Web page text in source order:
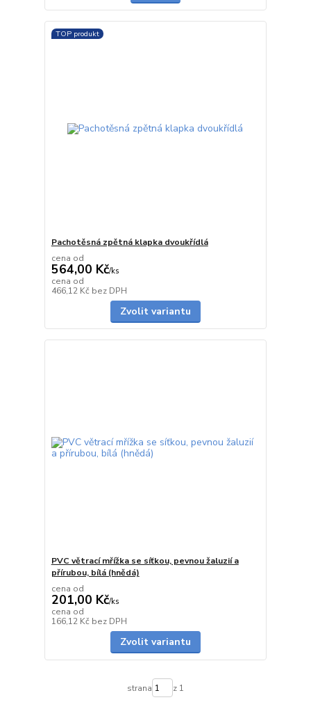
TOP produkt
Pachotěsná zpětná klapka dvoukřídlá
cena od
564,00 Kč/ks
cena od
466,12 Kč bez DPH
Zvolit variantu
PVC větrací mřížka se síťkou, pevnou žaluzií a
přírubou, bílá (hnědá)
cena od
201,00 Kč/ks
cena od
166,12 Kč bez DPH
Zvolit variantu
strana z 1